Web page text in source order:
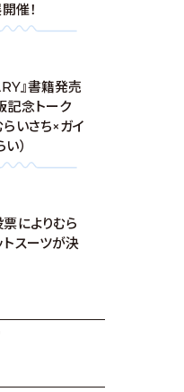
催！
』書籍発売
記念トーク
いさち×ガイ
）
票によりむら
トスーツが決